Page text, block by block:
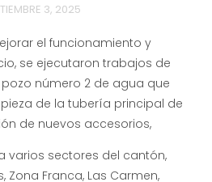
3, 2025
el funcionamiento y
se ejecutaron trabajos de
número 2 de agua que
de la tubería principal de
de nuevos accesorios,
varios sectores del cantón,
Zona Franca, Las Carmen,